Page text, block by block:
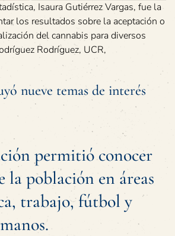
Isaura Gutiérrez Vargas, fue la
los resultados sobre la aceptación o
del cannabis para diversos
Rodríguez, UCR,
nueve temas de interés
permitió conocer
la población en áreas
trabajo, fútbol y